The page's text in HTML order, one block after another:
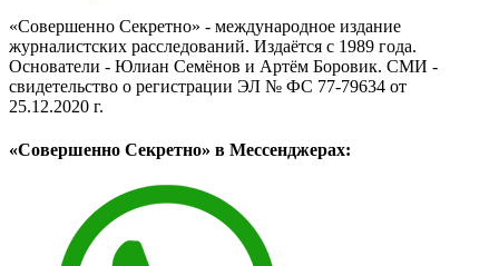
«Совершенно Секретно» - международное издание
журналистских расследований. Издаётся с 1989 года.
Основатели - Юлиан Семёнов и Артём Боровик. CМИ -
свидетельство о регистрации ЭЛ № ФС 77-79634 от
25.12.2020 г.
«Совершенно Секретно» в Мессенджерах: